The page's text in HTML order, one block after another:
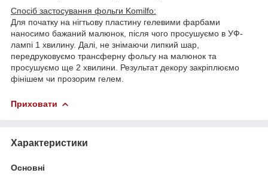
Спосіб застосування фольги Komilfo:
Для початку на нігтьову пластину гелевими фарбами
наносимо бажаний малюнок, після чого просушуємо в УФ-
лампі 1 хвилину. Далі, не знімаючи липкий шар,
передруковуємо трансферну фольгу на малюнок та
просушуємо ще 2 хвилини. Результат декору закріплюємо
фінішем чи прозорим гелем.
Приховати
Характеристики
Основні